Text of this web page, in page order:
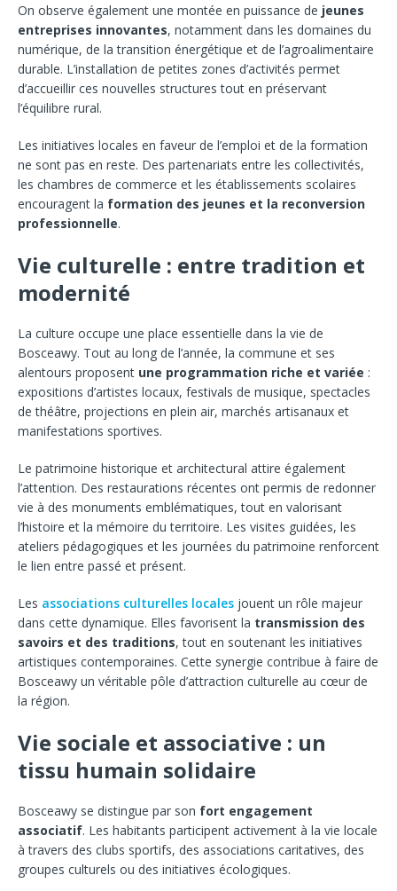
On observe également une montée en puissance de jeunes
entreprises innovantes, notamment dans les domaines du
numérique, de la transition énergétique et de l’agroalimentaire
durable. L’installation de petites zones d’activités permet
d’accueillir ces nouvelles structures tout en préservant
l’équilibre rural.
Les initiatives locales en faveur de l’emploi et de la formation
ne sont pas en reste. Des partenariats entre les collectivités,
les chambres de commerce et les établissements scolaires
encouragent la formation des jeunes et la reconversion
professionnelle.
Vie culturelle : entre tradition et
modernité
La culture occupe une place essentielle dans la vie de
Bosceawy. Tout au long de l’année, la commune et ses
alentours proposent une programmation riche et variée :
expositions d’artistes locaux, festivals de musique, spectacles
de théâtre, projections en plein air, marchés artisanaux et
manifestations sportives.
Le patrimoine historique et architectural attire également
l’attention. Des restaurations récentes ont permis de redonner
vie à des monuments emblématiques, tout en valorisant
l’histoire et la mémoire du territoire. Les visites guidées, les
ateliers pédagogiques et les journées du patrimoine renforcent
le lien entre passé et présent.
Les associations culturelles locales jouent un rôle majeur
dans cette dynamique. Elles favorisent la transmission des
savoirs et des traditions, tout en soutenant les initiatives
artistiques contemporaines. Cette synergie contribue à faire de
Bosceawy un véritable pôle d’attraction culturelle au cœur de
la région.
Vie sociale et associative : un
tissu humain solidaire
Bosceawy se distingue par son fort engagement
associatif. Les habitants participent activement à la vie locale
à travers des clubs sportifs, des associations caritatives, des
groupes culturels ou des initiatives écologiques.